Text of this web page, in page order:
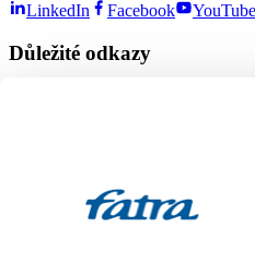
LinkedIn Facebook YouTube
Důležité odkazy
Pro partneryProjekty /